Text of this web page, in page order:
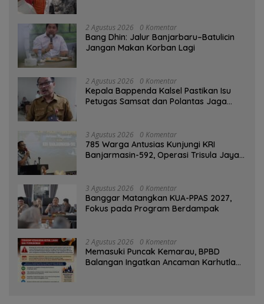
2 Agustus 2026 0 Komentar
Bang Dhin: Jalur Banjarbaru–Batulicin
Jangan Makan Korban Lagi
2 Agustus 2026 0 Komentar
Kepala Bappenda Kalsel Pastikan Isu
Petugas Samsat dan Polantas Jaga
3 Agustus 2026 0 Komentar
785 Warga Antusias Kunjungi KRI
Banjarmasin-592, Operasi Trisula Jaya
3 Agustus 2026 0 Komentar
‎Banggar Matangkan KUA-PPAS 2027,
Fokus pada Program Berdampak
2 Agustus 2026 0 Komentar
Memasuki Puncak Kemarau, BPBD
Balangan Ingatkan Ancaman Karhutla